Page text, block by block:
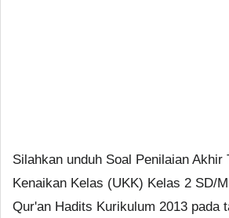
Silahkan unduh Soal Penilaian Akhir
Kenaikan Kelas (UKK) Kelas 2 SD/
Qur'an Hadits Kurikulum 2013 pada